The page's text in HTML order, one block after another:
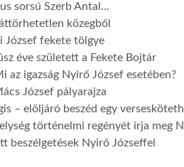
sorsú Szerb Antal...
közegből
József fekete tölgye
éve született a Fekete Bojtár
az igazság Nyirő József esetében?
József pályarajza
– elöljáró beszéd egy
történelmi regényét írja meg
beszélgetések Nyirő Józseffel